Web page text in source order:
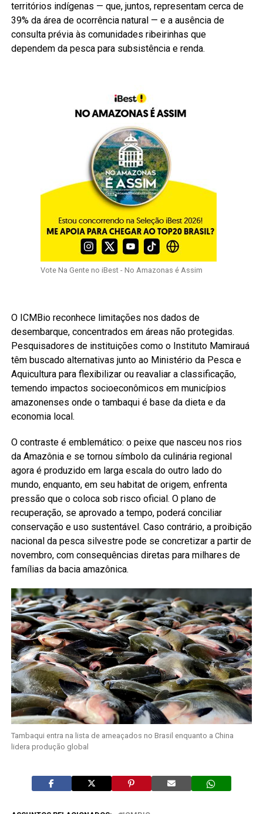
territórios indígenas — que, juntos, representam cerca de
39% da área de ocorrência natural — e a ausência de
consulta prévia às comunidades ribeirinhas que
dependem da pesca para subsistência e renda.
Vote Na Gente no iBest - No Amazonas é Assim
O ICMBio reconhece limitações nos dados de
desembarque, concentrados em áreas não protegidas.
Pesquisadores de instituições como o Instituto Mamirauá
têm buscado alternativas junto ao Ministério da Pesca e
Aquicultura para flexibilizar ou reavaliar a classificação,
temendo impactos socioeconômicos em municípios
amazonenses onde o tambaqui é base da dieta e da
economia local.
O contraste é emblemático: o peixe que nasceu nos rios
da Amazônia e se tornou símbolo da culinária regional
agora é produzido em larga escala do outro lado do
mundo, enquanto, em seu habitat de origem, enfrenta
pressão que o coloca sob risco oficial. O plano de
recuperação, se aprovado a tempo, poderá conciliar
conservação e uso sustentável. Caso contrário, a proibição
nacional da pesca silvestre pode se concretizar a partir de
novembro, com consequências diretas para milhares de
famílias da bacia amazônica.
Tambaqui entra na lista de ameaçados no Brasil enquanto a China
lidera produção global